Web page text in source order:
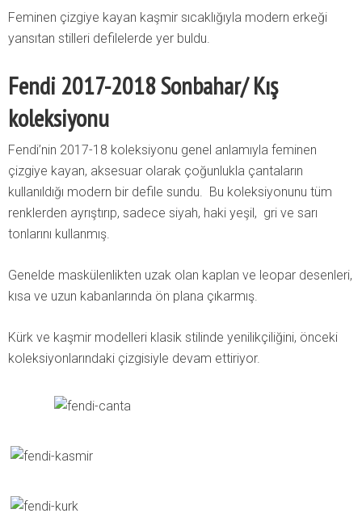
Feminen çizgiye kayan kaşmir sıcaklığıyla modern erkeği
yansıtan stilleri defilelerde yer buldu.
Fendi 2017-2018 Sonbahar/ Kış
koleksiyonu
Fendi’nin 2017-18 koleksiyonu genel anlamıyla feminen
çizgiye kayan, aksesuar olarak çoğunlukla çantaların
kullanıldığı modern bir defile sundu. Bu koleksiyonunu tüm
renklerden ayrıştırıp, sadece siyah, haki yeşil, gri ve sarı
tonlarını kullanmış.
Genelde maskülenlikten uzak olan kaplan ve leopar desenleri,
kısa ve uzun kabanlarında ön plana çıkarmış.
Kürk ve kaşmir modelleri klasik stilinde yenilikçiliğini, önceki
koleksiyonlarındaki çizgisiyle devam ettiriyor.